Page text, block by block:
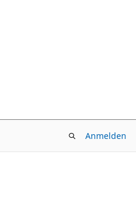
Anmelden